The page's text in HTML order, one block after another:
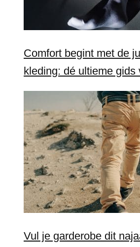
Comfort begint met de
kleding: dé ultieme gids
Vul je garderobe dit